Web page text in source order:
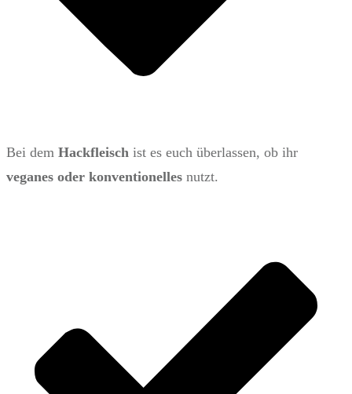
Bei dem Hackfleisch ist es euch überlassen, ob ihr
veganes oder konventionelles nutzt.